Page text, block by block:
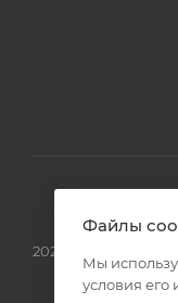
2026 © Интернет
Файлы
Мы
условия